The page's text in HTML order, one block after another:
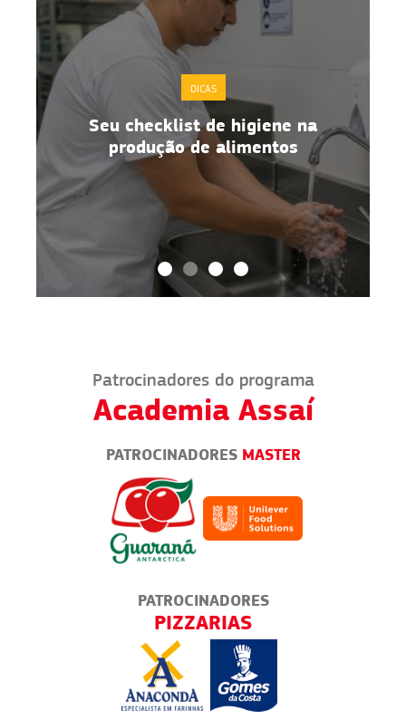
DICAS
Boas práticas de manipulação de
alimentos no dia a dia
Patrocinadores do programa
Academia Assaí
PATROCINADORES MASTER
PATROCINADORES
PIZZARIAS